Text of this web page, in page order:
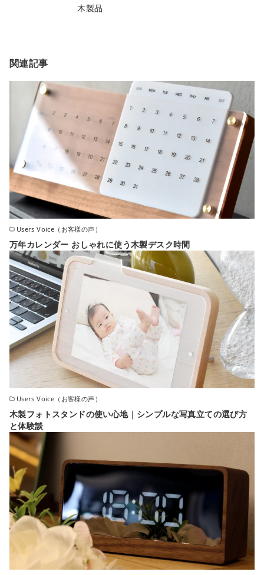
木製品
関連記事
Users Voice（お客様の声）
万年カレンダー おしゃれに使う木製デスク時間
Users Voice（お客様の声）
木製フォトスタンドの使い心地｜シンプルな写真立ての選び方
と体験談